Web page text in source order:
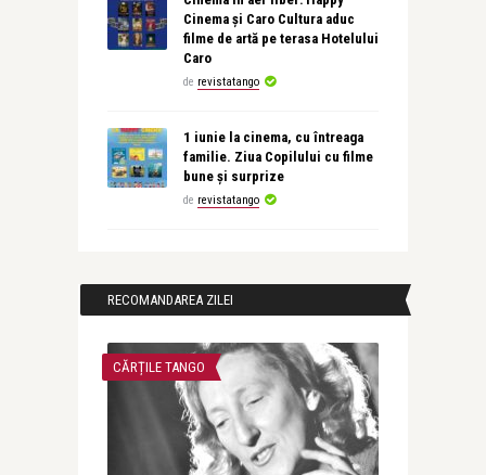
Cinema și Caro Cultura aduc
filme de artă pe terasa Hotelului
Caro
de revistatango
1 iunie la cinema, cu întreaga
familie. Ziua Copilului cu filme
bune și surprize
de revistatango
RECOMANDAREA ZILEI
CĂRȚILE TANGO